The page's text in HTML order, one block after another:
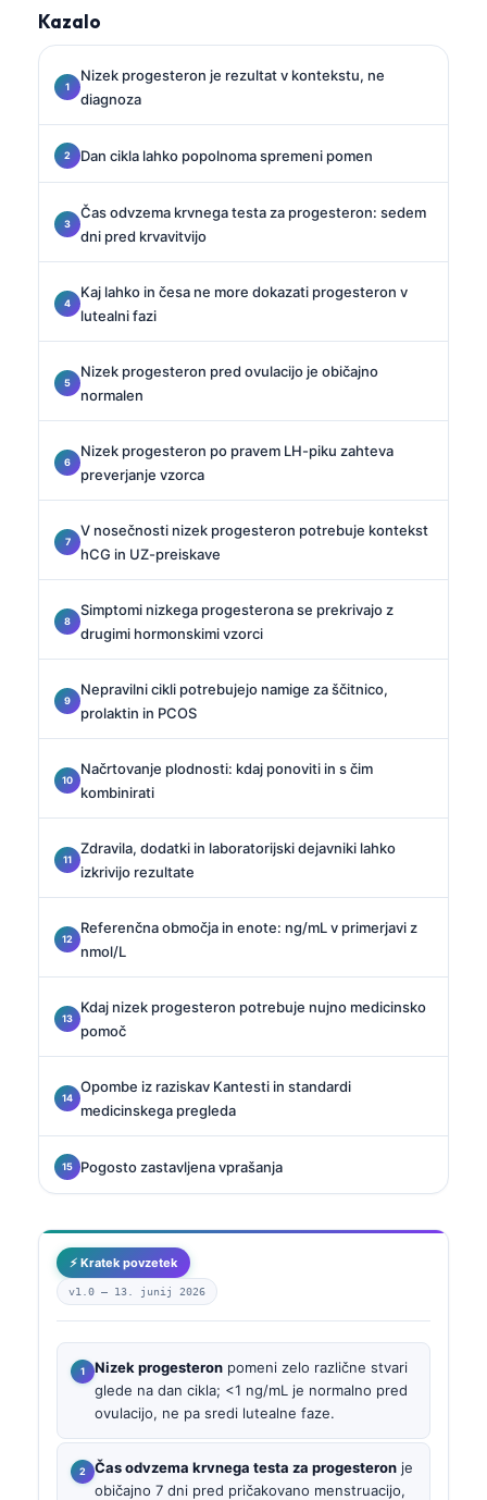
Kazalo
Nizek progesteron je rezultat v kontekstu, ne
diagnoza
Dan cikla lahko popolnoma spremeni pomen
Čas odvzema krvnega testa za progesteron: sedem
dni pred krvavitvijo
Kaj lahko in česa ne more dokazati progesteron v
lutealni fazi
Nizek progesteron pred ovulacijo je običajno
normalen
Nizek progesteron po pravem LH-piku zahteva
preverjanje vzorca
V nosečnosti nizek progesteron potrebuje kontekst
hCG in UZ-preiskave
Simptomi nizkega progesterona se prekrivajo z
drugimi hormonskimi vzorci
Nepravilni cikli potrebujejo namige za ščitnico,
prolaktin in PCOS
Načrtovanje plodnosti: kdaj ponoviti in s čim
kombinirati
Zdravila, dodatki in laboratorijski dejavniki lahko
izkrivijo rezultate
Referenčna območja in enote: ng/mL v primerjavi z
nmol/L
Kdaj nizek progesteron potrebuje nujno medicinsko
pomoč
Opombe iz raziskav Kantesti in standardi
medicinskega pregleda
Pogosto zastavljena vprašanja
⚡ Kratek povzetek
v1.0 — 13. junij 2026
Nizek progesteron pomeni zelo različne stvari
glede na dan cikla; <1 ng/mL je normalno pred
ovulacijo, ne pa sredi lutealne faze.
Čas odvzema krvnega testa za progesteron je
običajno 7 dni pred pričakovano menstruacijo,